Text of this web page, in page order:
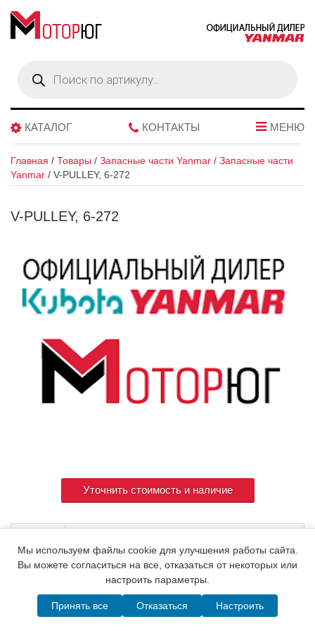
товаров
КАТАЛОГ КОНТАКТЫ МЕНЮ
Главная / Товары / Запасные части Yanmar / Запасные части
Yanmar / V-PULLEY, 6-272
V-PULLEY, 6-272
Уточнить стоимость и наличие
© 2015. Все права защищены.Мотор-Юг
Написать в MAX Telegram WhatsApp Позвонить
Мы используем файлы cookie для улучшения работы сайта.
Вы можете согласиться на все, отказаться от некоторых или
настроить параметры.
Принять все Отказаться Настроить